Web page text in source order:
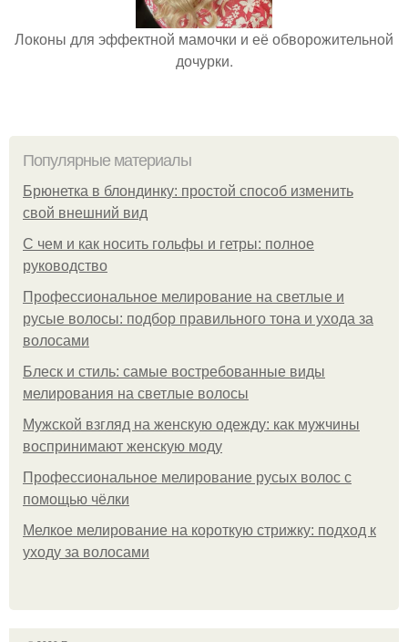
Локоны для эффектной мамочки и её обворожительной
дочурки.
Популярные материалы
Брюнетка в блондинку: простой способ изменить
свой внешний вид
С чем и как носить гольфы и гетры: полное
руководство
Профессиональное мелирование на светлые и
русые волосы: подбор правильного тона и ухода за
волосами
Блеск и стиль: самые востребованные виды
мелирования на светлые волосы
Мужской взгляд на женскую одежду: как мужчины
воспринимают женскую моду
Профессиональное мелирование русых волос с
помощью чёлки
Мелкое мелирование на короткую стрижку: подход к
уходу за волосами